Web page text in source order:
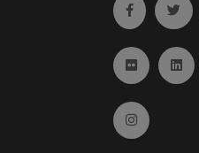
Ir a Ir
Ir a Flickr
Ir
Ir a